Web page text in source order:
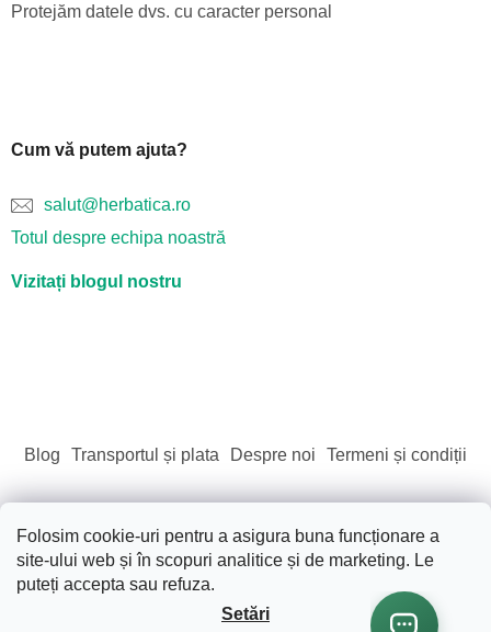
Folosim cookie-uri pentru a asigura buna funcționare a
site-ului web și în scopuri analitice și de marketing. Le
puteți accepta sau refuza.
Setări
Protejăm datele dvs. cu caracter personal
Cum vă putem ajuta?
salut@herbatica.ro
Totul despre echipa noastră
Vizitați blogul nostru
Blog Transportul și plata Despre noi Termeni și condiții
Creat de Shoptet